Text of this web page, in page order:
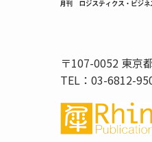
〒107-0052 東京
TEL：03-6812-